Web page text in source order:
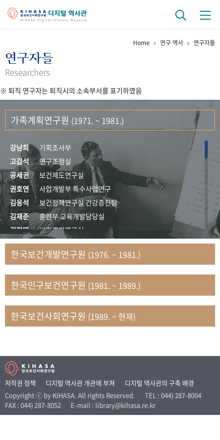
걸어온 길 기관 변천사
연구 역사
정책과 연구 키워드로 보는 연구 역사
연구자들
간행물 변천사
기록물 아카이브
사진 아카이브 문서 기록물 행정박물 영상 기록물
50+1주년 기념
성과 50선 숫자로 보는 50년
세계와 함께 한 KIHASA
VR 역사관
Home 연구 역사 연구자들
연구자들
Researchers
※ 퇴직 연구자는 퇴직시의 소속부서를 표기하였음
가족계획연구원 (1971. ~ 1981.)
강남희
기획조사부
고갑석
연구조정실
공세권
보건제도연구실
권호연
사업개발부 특수사업연구
김응석
보건정책연구실 건강증진팀
김재준
훈련부 교육개발담당실
김정태
보건관리연구실
김지자
연구부 사회개발담당실
김태룡
조사평가부 연구과
문현상
가족복지연구실 인구가족연구팀
박인화
보건정책연구실
박재빈
연구부 인구역학담당실
변종화
보건정책연구실 건강증진팀
송건용
보건정책연구실
송태민
정보통계연구실 빅데이터연구센터
신희설
사업개발부 국제협력연구실
이규식
의료보험연구실
이문기
훈련부
한국보건개발연구원 (1976. ~ 1981.)
한국인구보건연구원 (1981. ~ 1989.)
한국보건사회연구원 (1989. ~ 현재)
저작권 정책 디지털 역사관 개관에 부쳐
디지털 역사관의 구축 배경
Copyright ⓒ by KIHASA. All rights Reserved.
TEL : 044) 287-8004
FAX : 044) 287-8052
E-mail : library@kihasa.re.kr